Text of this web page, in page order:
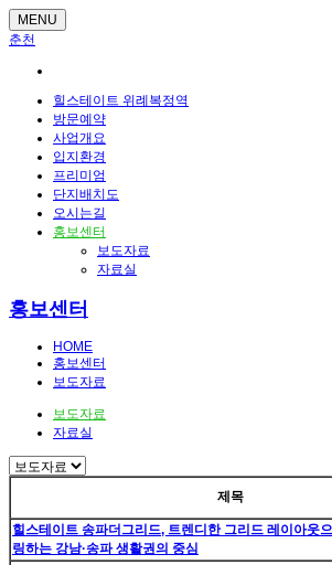
MENU
춘천
힐스테이트 위례복정역
방문예약
사업개요
입지환경
프리미엄
단지배치도
오시는길
홍보센터
보도자료
자료실
홍보센터
HOME
홍보센터
보도자료
보도자료
자료실
제목
힐스테이트 송파더그리드, 트렌디한 그리드 레이아웃
링하는 강남·송파 생활권의 중심